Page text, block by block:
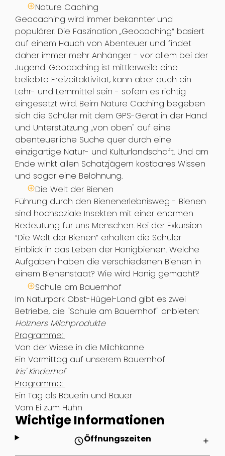
Nature Caching
Geocaching wird immer bekannter und
populärer. Die Faszination „Geocaching“ basiert
auf einem Hauch von Abenteuer und findet
daher immer mehr Anhänger - vor allem bei der
Jugend. Geocaching ist mittlerweile eine
beliebte Freizeitaktivität, kann aber auch ein
Lehr- und Lernmittel sein - sofern es richtig
eingesetzt wird. Beim Nature Caching begeben
sich die Schüler mit dem GPS-Gerät in der Hand
und Unterstützung „von oben" auf eine
abenteuerliche Suche quer durch eine
einzigartige Natur- und Kulturlandschaft. Und am
Ende winkt allen Schatzjägern kostbares Wissen
und sogar eine Belohnung.
Die Welt der Bienen
Führung durch den Bienenerlebnisweg - Bienen
sind hochsoziale Insekten mit einer enormen
Bedeutung für uns Menschen. Bei der Exkursion
“Die Welt der Bienen” erhalten die Schüler
Einblick in das Leben der Honigbienen. Welche
Aufgaben haben die verschiedenen Bienen in
einem Bienenstaat? Wie wird Honig gemacht?
Schule am Bauernhof
Im Naturpark Obst-Hügel-Land gibt es zwei
Betriebe, die "Schule am Bauernhof" anbieten:
Holzners Milchprodukte
Programme:
Von der Wiese in die Milchkanne
Ein Vormittag auf unserem Bauernhof
Iris' Kinderhof
Programme:
Ein Tag als Bäuerin und Bauer
Vom Ei zum Huhn
Wichtige Informationen
scheduleÖffnungszeiten add